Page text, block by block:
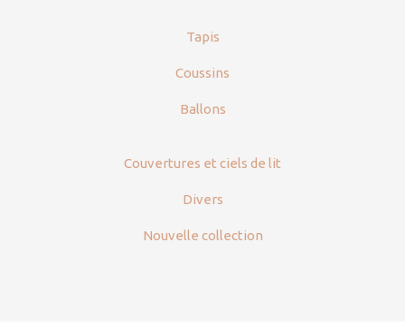
Tapis
Coussins
Ballons
Couvertures et ciels de lit
Divers
Nouvelle collection